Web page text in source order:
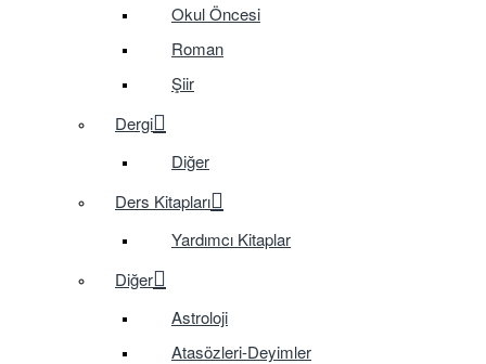
Okul Öncesi
Roman
Şiir
Dergi
Diğer
Ders Kitapları
Yardımcı Kitaplar
Diğer
Astroloji
Atasözleri-Deyimler